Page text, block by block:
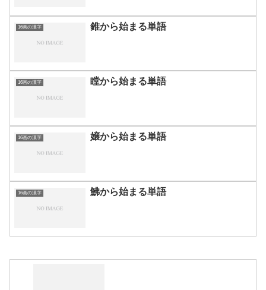
16画の漢字 錐から始まる単語
16画の漢字 瞠から始まる単語
16画の漢字 嬢から始まる単語
16画の漢字 鮄から始まる単語